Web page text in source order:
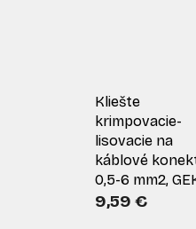
Kliešte
krimpovacie-
lisovacie na
káblové
0,5-6 mm2,
9,59 €